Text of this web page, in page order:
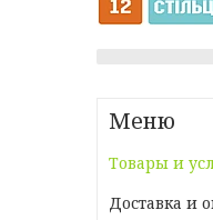
Товары и
Доставка и